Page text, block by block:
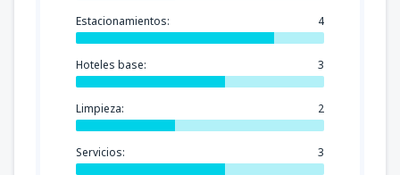
Estacionamientos: 4
Hoteles base: 3
Limpieza: 2
Servicios: 3